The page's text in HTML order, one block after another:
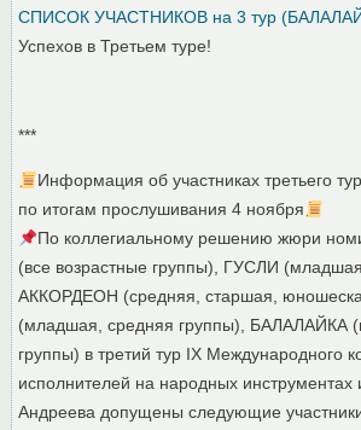
СПИСОК УЧАСТНИКОВ на 3 тур
Успехов в Третьем туре!
***
Информация об участниках третьего
по итогам прослушивания 4 ноября
По коллегиальному решению жюри
(все возрастные группы), ГУСЛИ
АККОРДЕОН (средняя, старшая,
(младшая, средняя группы), БАЛАЛАЙКА
группы) в третий тур IX Международного
исполнителей на народных инструментах
Андреева допущены следующие